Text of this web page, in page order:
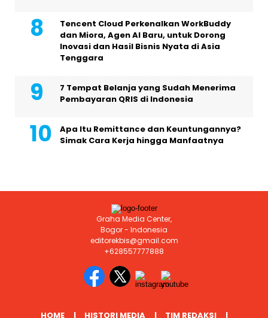
Tencent Cloud Perkenalkan WorkBuddy
dan Miora, Agen AI Baru, untuk Dorong
Inovasi dan Hasil Bisnis Nyata di Asia
Tenggara
7 Tempat Belanja yang Sudah Menerima
Pembayaran QRIS di Indonesia
Apa Itu Remittance dan Keuntungannya?
Simak Cara Kerja hingga Manfaatnya
Graha Media Center,
Bogor - Indonesia
editorekbis@gmail.com
+628557777888
HOME HISTORI MEDIA TIM REDAKSI